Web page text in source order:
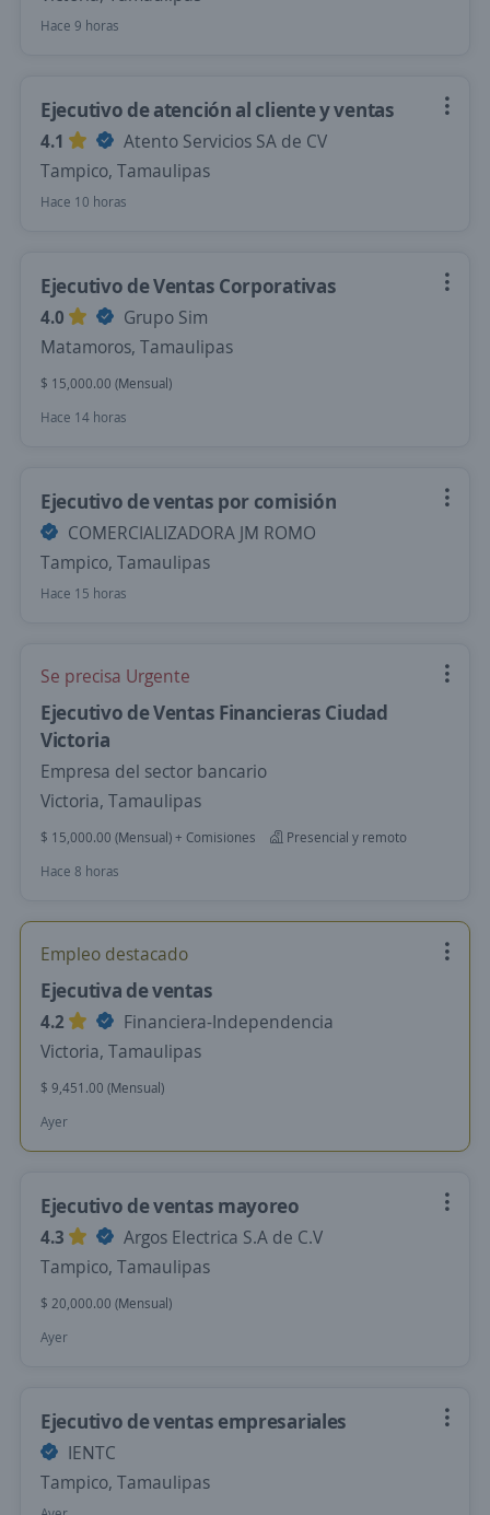
Hace 9 horas
Ejecutivo de atención al cliente y ventas
4.1
Atento Servicios SA de CV
Tampico, Tamaulipas
Hace 10 horas
Ejecutivo de Ventas Corporativas
4.0
Grupo Sim
Matamoros, Tamaulipas
$ 15,000.00 (Mensual)
Hace 14 horas
Ejecutivo de ventas por comisión
COMERCIALIZADORA JM ROMO
Tampico, Tamaulipas
Hace 15 horas
Se precisa Urgente
Ejecutivo de Ventas Financieras Ciudad
Victoria
Empresa del sector bancario
Victoria, Tamaulipas
$ 15,000.00 (Mensual) + Comisiones
Presencial y remoto
Hace 8 horas
Empleo destacado
Ejecutiva de ventas
4.2
Financiera-Independencia
Victoria, Tamaulipas
$ 9,451.00 (Mensual)
Ayer
Ejecutivo de ventas mayoreo
4.3
Argos Electrica S.A de C.V
Tampico, Tamaulipas
$ 20,000.00 (Mensual)
Ayer
Ejecutivo de ventas empresariales
IENTC
Tampico, Tamaulipas